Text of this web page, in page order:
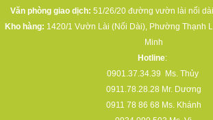
Văn phòng giao dịch: 51/26/20 đường vườn lài nối
Kho hàng: 1420/1 Vườn Lài (Nối Dài), Phường Thạnh
Minh
Hotline:
0901.37.34.39
Ms. Thủy
0911.78.28.28 Mr. Dương
0911 78 86 68 Ms. Khánh